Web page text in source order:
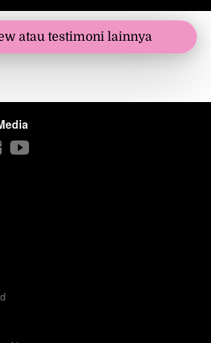
atau testimoni lainnya